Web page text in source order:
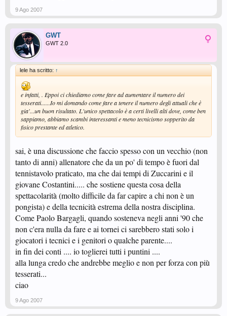
9 Ago 2007
GWT
GWT 2.0
lele ha scritto: ↑
e infatti, . Eppoi ci chiediamo come fare ad aumentare il numero dei
tesserati......Io mi domando come fare a tenere il numero degli attuali che è
gia'...un buon risultato. L'unico spettacolo è a certi livelli alti dove, come ben
sappiamo, abbiamo scambi interessanti e meno tecnicismo sopperito da
fisico prestante ed atletico.
sai, è una discussione che faccio spesso con un vecchio (non
tanto di anni) allenatore che da un po' di tempo è fuori dal
tennistavolo praticato, ma che dai tempi di Zuccarini e il
giovane Costantini..... che sostiene questa cosa della
spettacolarità (molto difficile da far capire a chi non è un
pongista) e della tecnicità estrema della nostra disciplina.
Come Paolo Bargagli, quando sosteneva negli anni '90 che
non c'era nulla da fare e ai tornei ci sarebbero stati solo i
giocatori i tecnici e i genitori o qualche parente....
in fin dei conti .... io toglierei tutti i puntini ....
alla lunga credo che andrebbe meglio e non per forza con più
tesserati...
ciao
9 Ago 2007